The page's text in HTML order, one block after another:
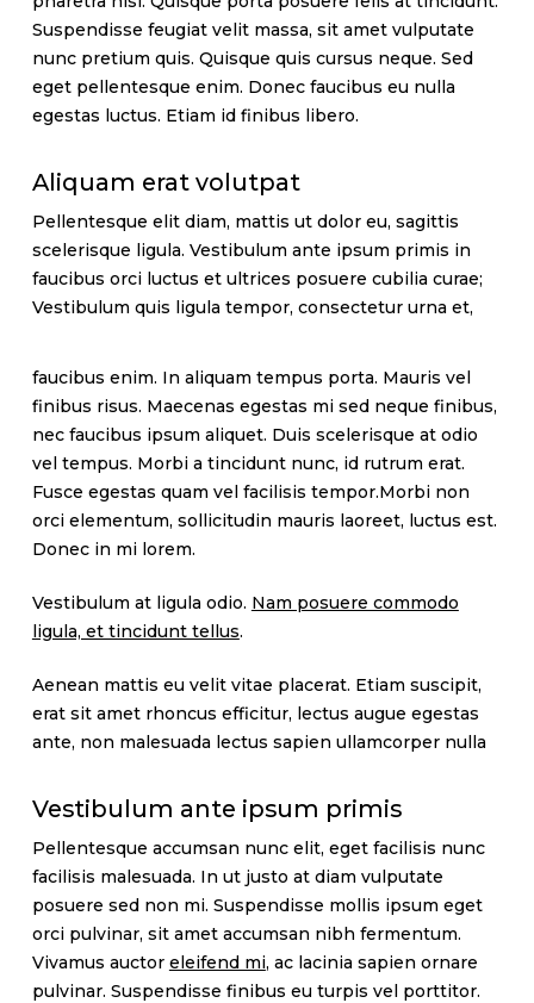
Suspendisse feugiat velit massa, sit amet vulputate
nunc pretium quis. Quisque quis cursus neque. Sed
eget pellentesque enim. Donec faucibus eu nulla
egestas luctus. Etiam id finibus libero.
Aliquam erat volutpat
Pellentesque elit diam, mattis ut dolor eu, sagittis
scelerisque ligula. Vestibulum ante ipsum primis in
faucibus orci luctus et ultrices posuere cubilia curae;
Vestibulum quis ligula tempor, consectetur urna et,
faucibus enim. In aliquam tempus porta. Mauris vel
finibus risus. Maecenas egestas mi sed neque finibus,
nec faucibus ipsum aliquet. Duis scelerisque at odio
vel tempus. Morbi a tincidunt nunc, id rutrum erat.
Fusce egestas quam vel facilisis tempor.Morbi non
orci elementum, sollicitudin mauris laoreet, luctus est.
Donec in mi lorem.
Vestibulum at ligula odio. Nam posuere commodo
ligula, et tincidunt tellus.
Aenean mattis eu velit vitae placerat. Etiam suscipit,
erat sit amet rhoncus efficitur, lectus augue egestas
ante, non malesuada lectus sapien ullamcorper nulla
Vestibulum ante ipsum primis
Pellentesque accumsan nunc elit, eget facilisis nunc
facilisis malesuada. In ut justo at diam vulputate
posuere sed non mi. Suspendisse mollis ipsum eget
orci pulvinar, sit amet accumsan nibh fermentum.
Vivamus auctor eleifend mi, ac lacinia sapien ornare
pulvinar. Suspendisse finibus eu turpis vel porttitor.